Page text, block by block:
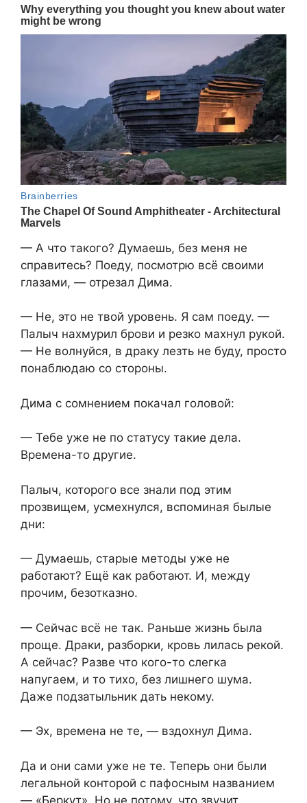
— А что такого? Думаешь, без меня не
справитесь? Поеду, посмотрю всё своими
глазами, — отрезал Дима.
— Не, это не твой уровень. Я сам поеду. —
Палыч нахмурил брови и резко махнул рукой.
— Не волнуйся, в драку лезть не буду, просто
понаблюдаю со стороны.
Дима с сомнением покачал головой:
— Тебе уже не по статусу такие дела.
Времена-то другие.
Палыч, которого все знали под этим
прозвищем, усмехнулся, вспоминая былые
дни:
— Думаешь, старые методы уже не
работают? Ещё как работают. И, между
прочим, безотказно.
— Сейчас всё не так. Раньше жизнь была
проще. Драки, разборки, кровь лилась рекой.
А сейчас? Разве что кого-то слегка
напугаем, и то тихо, без лишнего шума.
Даже подзатыльник дать некому.
— Эх, времена не те, — вздохнул Дима.
Да и они сами уже не те. Теперь они были
легальной конторой с пафосным названием
— «Беркут». Но не потому, что звучит